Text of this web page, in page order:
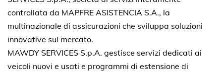
controllata da MAPFRE ASISTENCIA S.A., la
multinazionale di assicurazioni che sviluppa soluzioni
innovative sul mercato.
MAWDY SERVICES S.p.A. gestisce servizi dedicati ai
veicoli nuovi e usati e programmi di estensione di